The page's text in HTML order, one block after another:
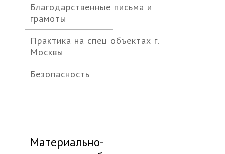
Благодарственные письма и
грамоты
Практика на спец объектах г.
Москвы
Безопасность
Материально-